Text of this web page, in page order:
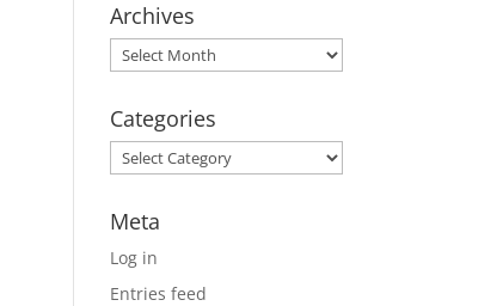
Archives
Archives
Categories
Categories
Meta
Log in
Entries feed